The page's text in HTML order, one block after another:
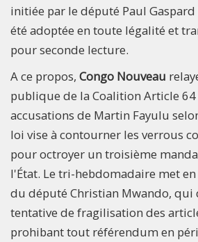
initiée par le député Paul
été adoptée en toute légalité et
pour seconde lecture.
A ce propos, Congo Nouveau
publique de la Coalition Article 64
accusations de Martin Fayulu
loi vise à contourner les verrous
pour octroyer un troisième
l'État. Le tri-hebdomadaire met
du député Christian Mwando, qui
tentative de fragilisation des
prohibant tout référendum en